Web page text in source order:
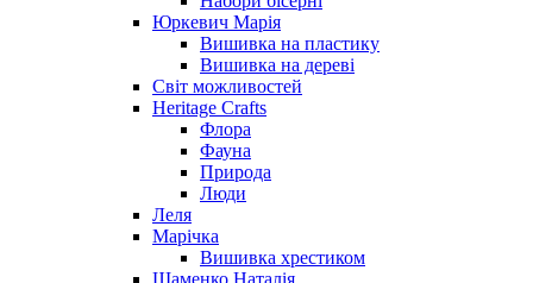
Юркевич Марія
Вишивка на пластику
Вишивка на дереві
Світ можливостей
Heritage Crafts
Флора
Фауна
Природа
Люди
Леля
Марічка
Вишивка хрестиком
Шаменко Наталія